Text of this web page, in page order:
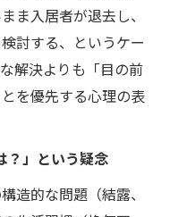
ま入居者が退去し、
討する、というケー
解決よりも「目の前
を優先する心理の表
？」という疑念
造的な問題（結露、